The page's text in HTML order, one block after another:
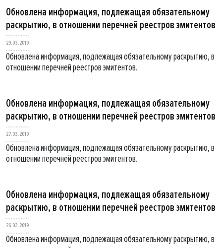
Обновлена информация, подлежащая обязательному
раскрытию, в отношении перечней реестров эмитентов
29.03.2019
Обновлена информация, подлежащая обязательному раскрытию, в
отношении перечней реестров эмитентов.
Обновлена информация, подлежащая обязательному
раскрытию, в отношении перечней реестров эмитентов
27.03.2019
Обновлена информация, подлежащая обязательному раскрытию, в
отношении перечней реестров эмитентов.
Обновлена информация, подлежащая обязательному
раскрытию, в отношении перечней реестров эмитентов
26.03.2019
Обновлена информация, подлежащая обязательному раскрытию, в